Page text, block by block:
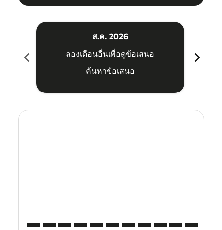
chevron_left
ส.ค. 2026
ลองเดือนอื่นเพื่อดูข้อเสนอ
ค้นหาข้อเสนอ
chevron_right